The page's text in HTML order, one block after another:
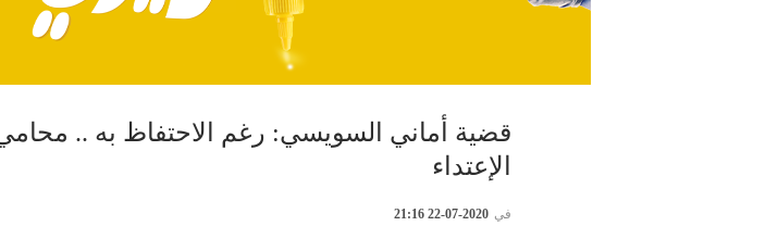
قضية أماني السويسي: رغم الاحتفاظ به ..
الإعتداء
في 2020-07-22 21:16